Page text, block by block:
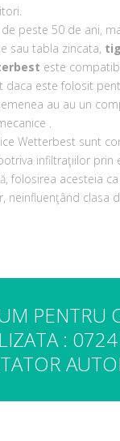
peste 50 de ani,
sau tabla zincata,
este
daca este folosit
au au un
.
Wetterbest sunt
infiltraţiilor prin
folosirea acesteia
neinfluenţând clasa
PENTRU
: